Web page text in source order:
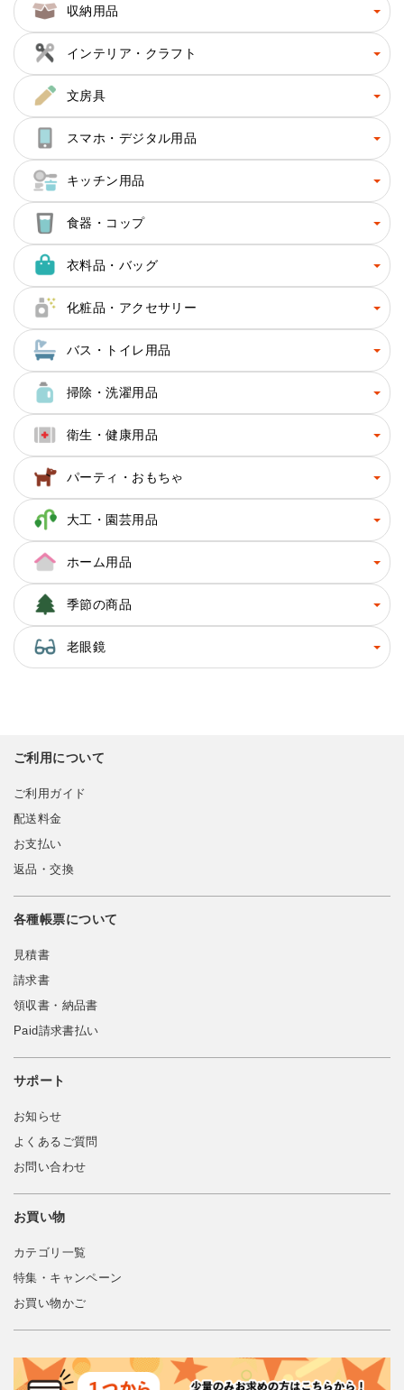
収納用品
インテリア・クラフト
文房具
スマホ・デジタル用品
キッチン用品
食器・コップ
衣料品・バッグ
化粧品・アクセサリー
バス・トイレ用品
掃除・洗濯用品
衛生・健康用品
パーティ・おもちゃ
大工・園芸用品
ホーム用品
季節の商品
老眼鏡
ご利用について
ご利用ガイド
配送料金
お支払い
返品・交換
各種帳票について
見積書
請求書
領収書・納品書
Paid請求書払い
サポート
お知らせ
よくあるご質問
お問い合わせ
お買い物
カテゴリ一覧
特集・キャンペーン
お買い物かご